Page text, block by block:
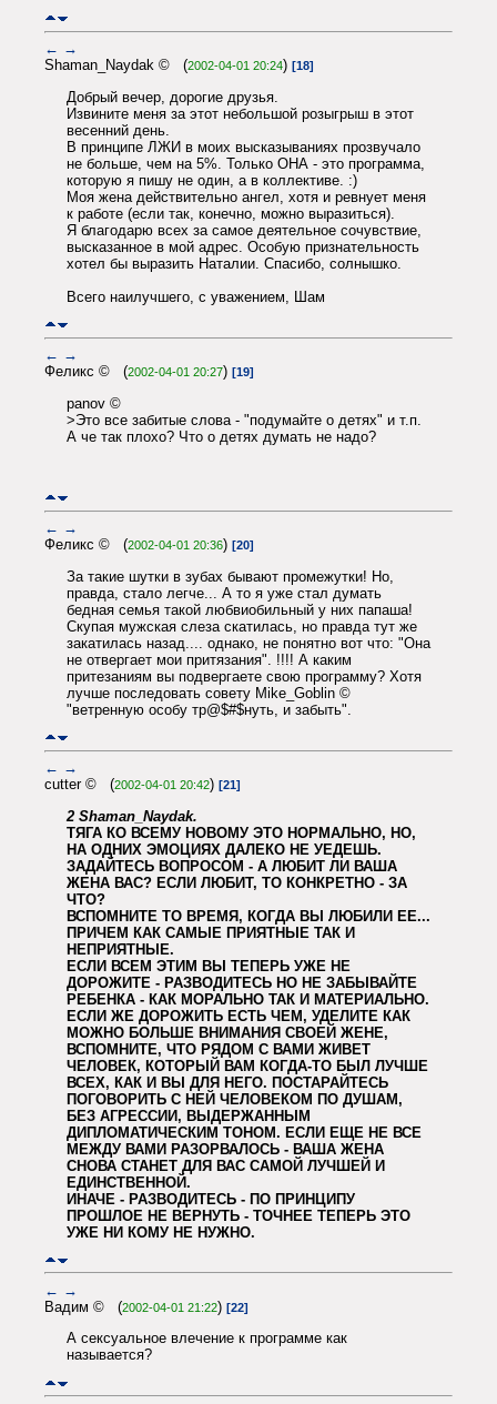
← →
Shaman_Naydak © (2002-04-01 20:24) [18]
Добрый вечер, дорогие друзья.
Извините меня за этот небольшой розыгрыш в этот
весенний день.
В принципе ЛЖИ в моих высказываниях прозвучало
не больше, чем на 5%. Только ОНА - это программа,
которую я пишу не один, а в коллективе. :)
Моя жена действительно ангел, хотя и ревнует меня
к работе (если так, конечно, можно выразиться).
Я благодарю всех за самое деятельное сочувствие,
высказанное в мой адрес. Особую признательность
хотел бы выразить Наталии. Спасибо, солнышко.
Всего наилучшего, с уважением, Шам
← →
Феликс © (2002-04-01 20:27) [19]
panov ©
>Это все забитые слова - "подумайте о детях" и т.п.
А че так плохо? Что о детях думать не надо?
← →
Феликс © (2002-04-01 20:36) [20]
За такие шутки в зубах бывают промежутки! Но,
правда, стало легче... А то я уже стал думать
бедная семья такой любвиобильный у них папаша!
Скупая мужская слеза скатилась, но правда тут же
закатилась назад.... однако, не понятно вот что: "Она
не отвергает мои притязания". !!!! А каким
притезаниям вы подвергаете свою программу? Хотя
лучше последовать совету Mike_Goblin ©
"ветренную особу тр@$#$нуть, и забыть".
← →
cutter © (2002-04-01 20:42) [21]
2 Shaman_Naydak.
ТЯГА КО ВСЕМУ НОВОМУ ЭТО НОРМАЛЬНО, НО,
НА ОДНИХ ЭМОЦИЯХ ДАЛЕКО НЕ УЕДЕШЬ.
ЗАДАЙТЕСЬ ВОПРОСОМ - А ЛЮБИТ ЛИ ВАША
ЖЕНА ВАС? ЕСЛИ ЛЮБИТ, ТО КОНКРЕТНО - ЗА
ЧТО?
ВСПОМНИТЕ ТО ВРЕМЯ, КОГДА ВЫ ЛЮБИЛИ ЕЕ...
ПРИЧЕМ КАК САМЫЕ ПРИЯТНЫЕ ТАК И
НЕПРИЯТНЫЕ.
ЕСЛИ ВСЕМ ЭТИМ ВЫ ТЕПЕРЬ УЖЕ НЕ
ДОРОЖИТЕ - РАЗВОДИТЕСЬ НО НЕ ЗАБЫВАЙТЕ
РЕБЕНКА - КАК МОРАЛЬНО ТАК И МАТЕРИАЛЬНО.
ЕСЛИ ЖЕ ДОРОЖИТЬ ЕСТЬ ЧЕМ, УДЕЛИТЕ КАК
МОЖНО БОЛЬШЕ ВНИМАНИЯ СВОЕЙ ЖЕНЕ,
ВСПОМНИТЕ, ЧТО РЯДОМ С ВАМИ ЖИВЕТ
ЧЕЛОВЕК, КОТОРЫЙ ВАМ КОГДА-ТО БЫЛ ЛУЧШЕ
ВСЕХ, КАК И ВЫ ДЛЯ НЕГО. ПОСТАРАЙТЕСЬ
ПОГОВОРИТЬ С НЕЙ ЧЕЛОВЕКОМ ПО ДУШАМ,
БЕЗ АГРЕССИИ, ВЫДЕРЖАННЫМ
ДИПЛОМАТИЧЕСКИМ ТОНОМ. ЕСЛИ ЕЩЕ НЕ ВСЕ
МЕЖДУ ВАМИ РАЗОРВАЛОСЬ - ВАША ЖЕНА
СНОВА СТАНЕТ ДЛЯ ВАС САМОЙ ЛУЧШЕЙ И
ЕДИНСТВЕННОЙ.
ИНАЧЕ - РАЗВОДИТЕСЬ - ПО ПРИНЦИПУ
ПРОШЛОЕ НЕ ВЕРНУТЬ - ТОЧНЕЕ ТЕПЕРЬ ЭТО
УЖЕ НИ КОМУ НЕ НУЖНО.
← →
Вадим © (2002-04-01 21:22) [22]
А сексуальное влечение к программе как
называется?